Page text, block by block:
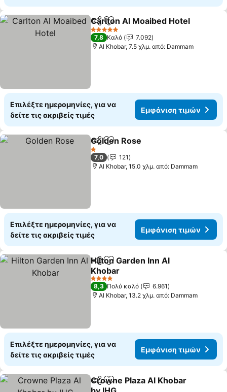
Κοινοποίηση
Προσθήκη στα αγαπημένα
Carlton Al Moaibed Hotel
5 Αστέρια
7,8 Καλό
7.092
Al Khobar, 7.5 χλμ. από: Dammam
Επιλέξτε ημερομηνίες, για να
δείτε τις ακριβείς τιμές
Εμφάνιση τιμών
Κοινοποίηση
Προσθήκη στα αγαπημένα
Golden Rose
1 Αστέρια
7,0
121
Al Khobar, 15.0 χλμ. από: Dammam
Επιλέξτε ημερομηνίες, για να
δείτε τις ακριβείς τιμές
Εμφάνιση τιμών
Κοινοποίηση
Προσθήκη στα αγαπημένα
Hilton Garden Inn Al
Khobar
4 Αστέρια
8,3 Πολύ καλό
6.961
Al Khobar, 13.2 χλμ. από: Dammam
Επιλέξτε ημερομηνίες, για να
δείτε τις ακριβείς τιμές
Εμφάνιση τιμών
Κοινοποίηση
Προσθήκη στα αγαπημένα
Crowne Plaza Al Khobar